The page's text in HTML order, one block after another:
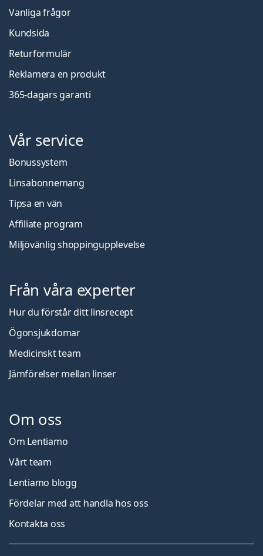
Vanliga frågor
Kundsida
Returformulär
Reklamera en produkt
365-dagars garanti
Vår service
Bonussystem
Linsabonnemang
Tipsa en vän
Affiliate program
Miljövänlig shoppingupplevelse
Från våra experter
Hur du förstår ditt linsrecept
Ögonsjukdomar
Medicinskt team
Jämförelser mellan linser
Om oss
Om Lentiamo
Vårt team
Lentiamo blogg
Fördelar med att handla hos oss
Kontakta oss